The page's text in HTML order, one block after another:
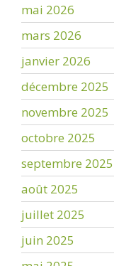
mai 2026
mars 2026
janvier 2026
décembre 2025
novembre 2025
octobre 2025
septembre 2025
août 2025
juillet 2025
juin 2025